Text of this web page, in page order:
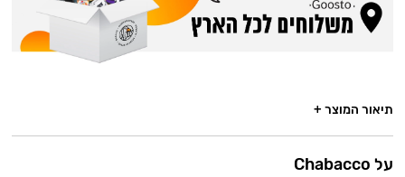
תיאור המוצר +
על Chabacco